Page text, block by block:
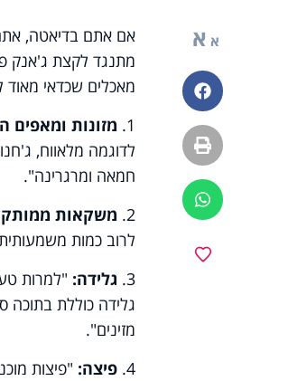
א א
פייסבוק
הדפסה
ווטסאפ
אם אתם בדיאטה, אתם
מאכלים שכדאי
1. מזונות ומאפים
לדוגמה מלאווח,
חמאה ומרגרינה".
2. משקאות
לרוב כמות
3. גלידה: "למרות
גלידה כוללת בתוכה
מזינים".
4. פיצה: "פיצות